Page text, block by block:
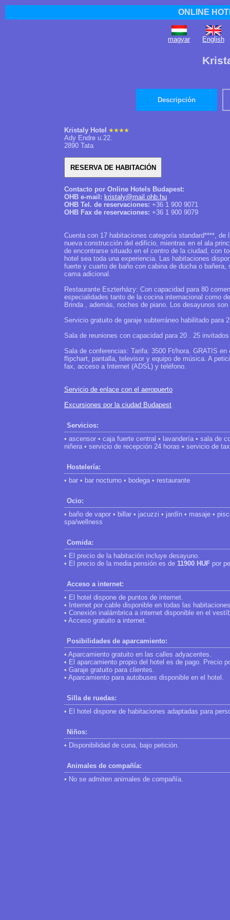
ONLINE
magyar English
Descripción
Kristaly Hotel
Ady Endre u.22.
2890 Tata
Contacto por Online Hotels Budapest:
OHB e-mail: kristaly@mail.ohb.hu
OHB Tel. de reservaciones: +36 1 900 9071
OHB Fax de reservaciones: +36 1 900 9079
Cuenta con 17 habitaciones categoría standard****,
nueva construcción del edificio, mientras en el ala
de encontrarse situado en el centro de la ciudad, con
hotel sea toda una experiencia. Las habitaciones
fuerte y cuarto de baño con cabina de ducha o
cama adicional.
Restaurante Eszterházy: Con capacidad para 80
especialidades tanto de la cocina internacional como
Brinda , además, noches de piano. Los desayunos
Servicio gratuito de garaje subterráneo habilitado
Sala de reuniones con capacidad para 20 . 25
Sala de conferencias: Tarifa: 3500 Ft/hora. GRATIS
flipchart, pantalla, televisor y equipo de música. A
fax, acceso a Internet (ADSL) y teléfono.
Servicio de enlace con el aeropuerto
Excursiones por la ciudad Budapest
Servicios:
• ascensor • caja fuerte central • lavandería • sala de
niñera • servicio de recepción 24 horas • servicio de
Hostelería:
• bar • bar nocturno • bodega • restaurante
Ocio:
• baño de vapor • billar • jacuzzi • jardín • masaje •
spa/wellness
Comida:
• El precio de la habitación incluye desayuno.
• El precio de la media pensión es de 11900 HUF por
Acceso a internet:
• El hotel dispone de puntos de internet.
• Internet por cable disponible en todas las
• Conexión inalámbrica a internet disponible en el
• Acceso gratuito a internet.
Posibilidades de aparcamiento:
• Aparcamiento gratuito en las calles adyacentes.
• El aparcamiento propio del hotel es de pago. Precio
• Garaje gratuito para clientes.
• Aparcamiento para autobuses disponible en el hotel.
Silla de ruedas:
• El hotel dispone de habitaciones adaptadas para
Niños:
• Disponibilidad de cuna, bajo petición.
Animales de compañía:
• No se admiten animales de compañía.